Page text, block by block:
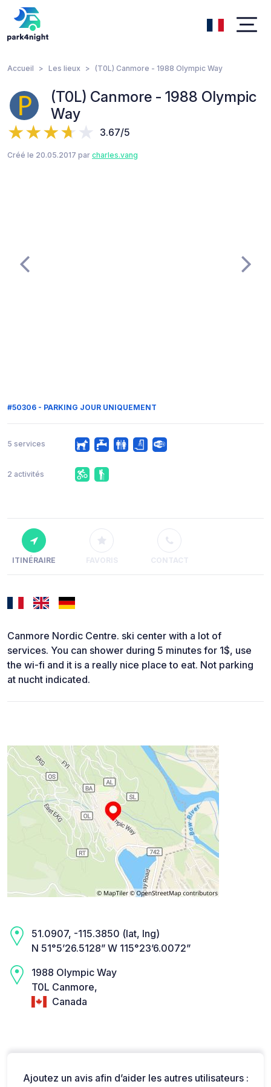
Accueil Les lieux (T0L) Canmore - 1988 Olympic Way
(T0L) Canmore - 1988 Olympic
Way
3.67/5
Créé le 20.05.2017 par charles.vang
#50306 - PARKING JOUR UNIQUEMENT
5 services
2 activités
ITINÉRAIRE FAVORIS CONTACT
Canmore Nordic Centre. ski center with a lot of
services. You can shower during 5 minutes for 1$, use
the wi-fi and it is a really nice place to eat. Not parking
at nucht indicated.
51.0907, -115.3850 (lat, lng)
N 51°5’26.5128” W 115°23’6.0072”
1988 Olympic Way
T0L Canmore,
Canada
Ajoutez un avis afin d’aider les autres utilisateurs :